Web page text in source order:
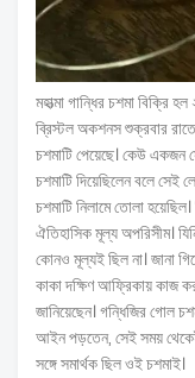
মহাত্মা গান্ধির চশমা বিক্রি
ব্রিস্টল অকশনস শুক্রবার
চশমাটি পেয়েছে। কেউ একজন
চশমাটি দিয়েছিলেন বলে সেই
চশমাটি নিলামে তোলা
ঐতিহাসিক মূল্য অপরিসীম।
কোনও মূল্যই ছিল না। জানা
কাকা দক্ষিণ আফ্রিকায় কাজ
জানিয়েছেন। গন্ধিজির গোল
আইন পড়তেন, সেই সময়
সঙ্গে সমার্থক ছিল ওই চশমাই।